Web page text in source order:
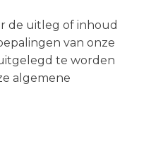
de uitleg of inhoud
van onze
te worden
algemene